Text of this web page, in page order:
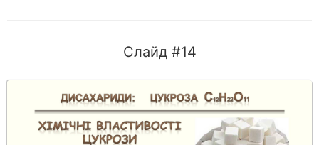
Слайд #14